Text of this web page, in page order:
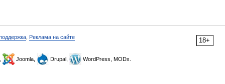
18+
Реклама на сайте
Joomla, Drupal, WordPress, MODx.